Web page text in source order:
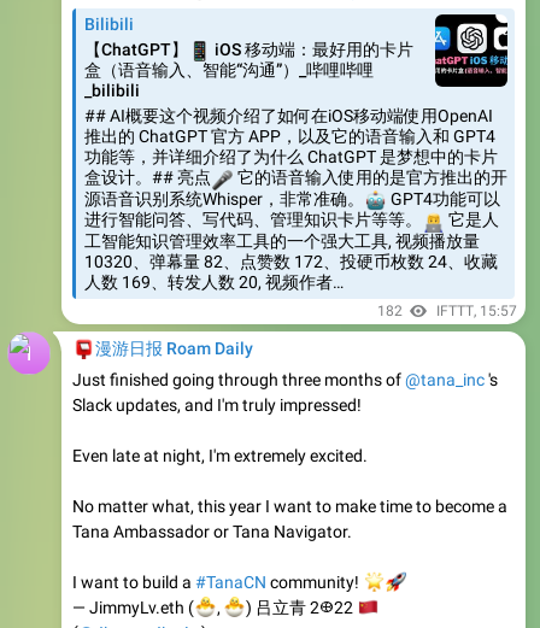
盒（语音输入、智能“沟通”）_哔哩哔哩
_bilibili
## AI概要这个视频介绍了如何在iOS移动端使用OpenAI
推出的 ChatGPT 官方 APP，以及它的语音输入和 GPT4
功能等，并详细介绍了为什么 ChatGPT 是梦想中的卡片
盒设计。## 亮点
🎤它的语音输入使用的是官方推出的开
源语音识别系统Whisper，非常准确。
🤖GPT4功能可以
进行智能问答、写代码、管理知识卡片等等。
👨‍💻
它是人
工智能知识管理效率工具的一个强大工具, 视频播放量
10320、弹幕量 82、点赞数 172、投硬币枚数 24、收藏
人数 169、转发人数 20, 视频作者…
182 IFTTT,15:57
漫游日报 Roam Daily
Just finished going through three months of@tana_inc's
Slack updates, and I'm truly impressed!
Even late at night, I'm extremely excited.
No matter what, this year I want to make time to become a
I want to build a#TanaCNcommunity!
🌟
🚀
( @Jimmy_JingLv)
May 19, 2023